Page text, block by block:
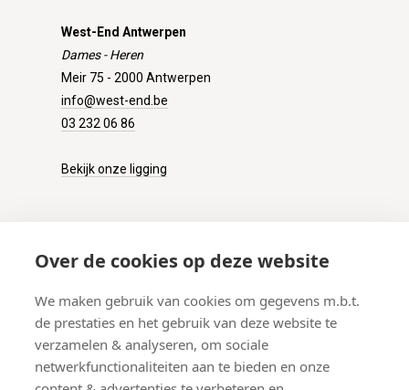
Over de cookies op deze website
We maken gebruik van cookies om gegevens m.b.t.
de prestaties en het gebruik van deze website te
verzamelen & analyseren, om sociale
netwerkfunctionaliteiten aan te bieden en onze
West-End Antwerpen
Dames - Heren
Meir 75 - 2000 Antwerpen
info@west-end.be
03 232 06 86
Bekijk onze ligging
Verzenden
Retourneren
Betalen
Veelgestelde vragen